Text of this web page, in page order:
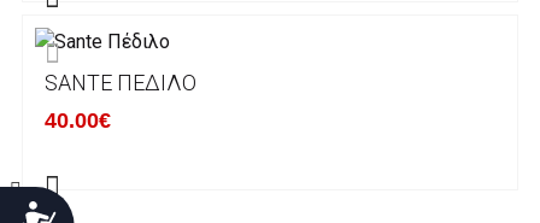
Προσιτότητα
αντικατάστασή του με άλλο μέγεθος ή άλλο
προιόν.
Βασική προυπόθεση για την επιστροφή του
να μην έχει επέλθει καμία φθορά σε αυτό.
SANTE ΠΈΔΙΛΟ
40.00€